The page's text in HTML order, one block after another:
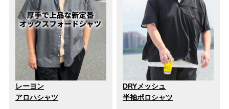
レーヨン
アロハシャツ
DRYメッシュ
半袖ポロシャツ